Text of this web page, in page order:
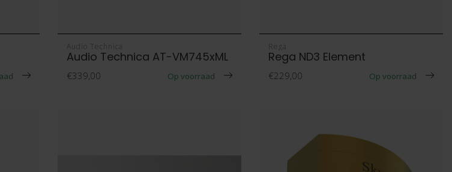
Audio Technica
Audio Technica AT-VM745xML
€339,00 Op voorraad
Rega
Rega ND3 Element
€229,00 Op voorraad